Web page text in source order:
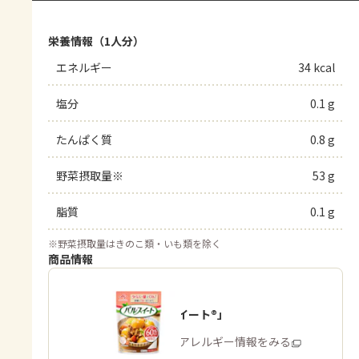
栄養情報（1人分）
エネルギー
34 kcal
塩分 0.1 g
たんぱく質 0.8 g
野菜摂取量※ 53 g
脂質 0.1 g
※野菜摂取量はきのこ類・いも類を除く
商品情報
「パルスイート®」
商品・アレルギー情報をみる